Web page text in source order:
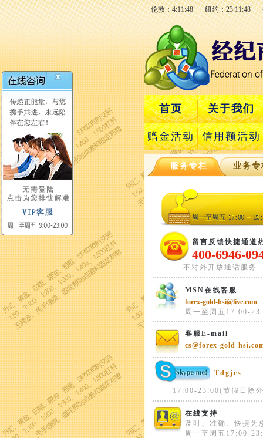
伦敦：4:11:49 纽约：23:11:49
首页 关于我们
赠金活动 信用额活动
服务专栏 业务专
留言反馈快捷通道
400-6946-
不对外开放通话服务
MSN在线客服
forex-gold-hsi@live.com
周一至周五17:00-
客服E-mail
cs@forex-gold-
Tdgjcs
17:00-23:00(节假日除
在线支持
及时、准确、快捷为
周一至周五17:00-